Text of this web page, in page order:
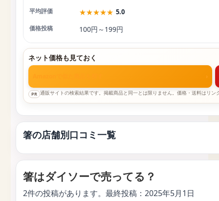
★★★★★ 5.0
100円～199円
ネット価格も見ておく
›
PR 通販サイトの検索結果です。掲載商品と同一とは限りません。価格・送料はリン
箸の店舗別口コミ一覧
箸はダイソーで売ってる？
2件の投稿があります。最終投稿： 2025年5月1日